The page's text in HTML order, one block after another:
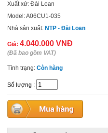
Xuất xứ: Đài Loan
Model: A06CU1-035
Nhà sản xuất: NTP - Đài Loan
Giá: 4.040.000 VNĐ
(Đã bao gồm VAT)
Tình trạng: Còn hàng
Số lượng :